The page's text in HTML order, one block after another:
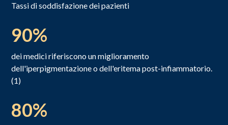
Tassi di soddisfazione dei pazienti
90%
dei medici riferiscono un miglioramento
dell'iperpigmentazione o dell'eritema post-infiammatorio.
(1)
80%